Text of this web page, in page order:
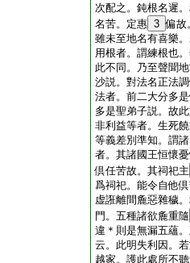
次配之。鈍根名遲
名苦。定惠 3 偏故
雖未至地名有喜樂
用根者。謂練根也
此不同。乃至聲聞
沙説。對法名正法
法者。前二大分多
多是聖弟子説。故
非利益等者。生死
等義差別準知。謂
者。其諸國王恒懷
倶任苦故。其祠祀主
爲祠祀。能令自他
虚誑離間麁惡雜穢
門。五種諸欲麁重隨
違＊則是無漏五蘊
云。此明失利因。
越家。護此處所不